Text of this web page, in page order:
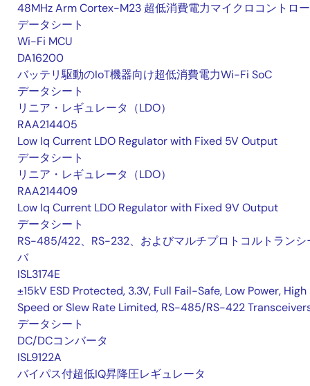
48MHz Arm Cortex-M23 超低消費電力マイクロコントロ
データシート
Wi-Fi MCU
DA16200
バッテリ駆動のIoT機器向け超低消費電力Wi-Fi SoC
データシート
リニア・レギュレータ（LDO）
RAA214405
Low Iq Current LDO Regulator with Fixed 5V Output
データシート
リニア・レギュレータ（LDO）
RAA214409
Low Iq Current LDO Regulator with Fixed 9V Output
データシート
RS-485/422、RS-232、およびマルチプロトコルトランシ
バ
ISL3174E
±15kV ESD Protected, 3.3V, Full Fail-Safe, Low Power, High
Speed or Slew Rate Limited, RS-485/RS-422
データシート
DC/DCコンバータ
ISL9122A
バイパス付超低IQ昇降圧レギュレータ